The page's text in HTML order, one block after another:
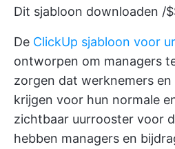
Dit sjabloon downloaden /
De ClickUp sjabloon voor
ontworpen om managers
zorgen dat werknemers
krijgen voor hun normale
zichtbaar uurrooster voor
hebben managers en